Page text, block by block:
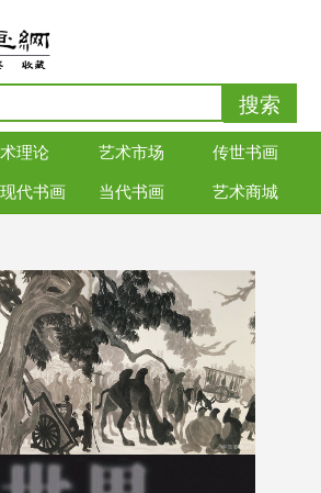
理论 艺术市场 传世书画
代书画 当代书画 艺术商城